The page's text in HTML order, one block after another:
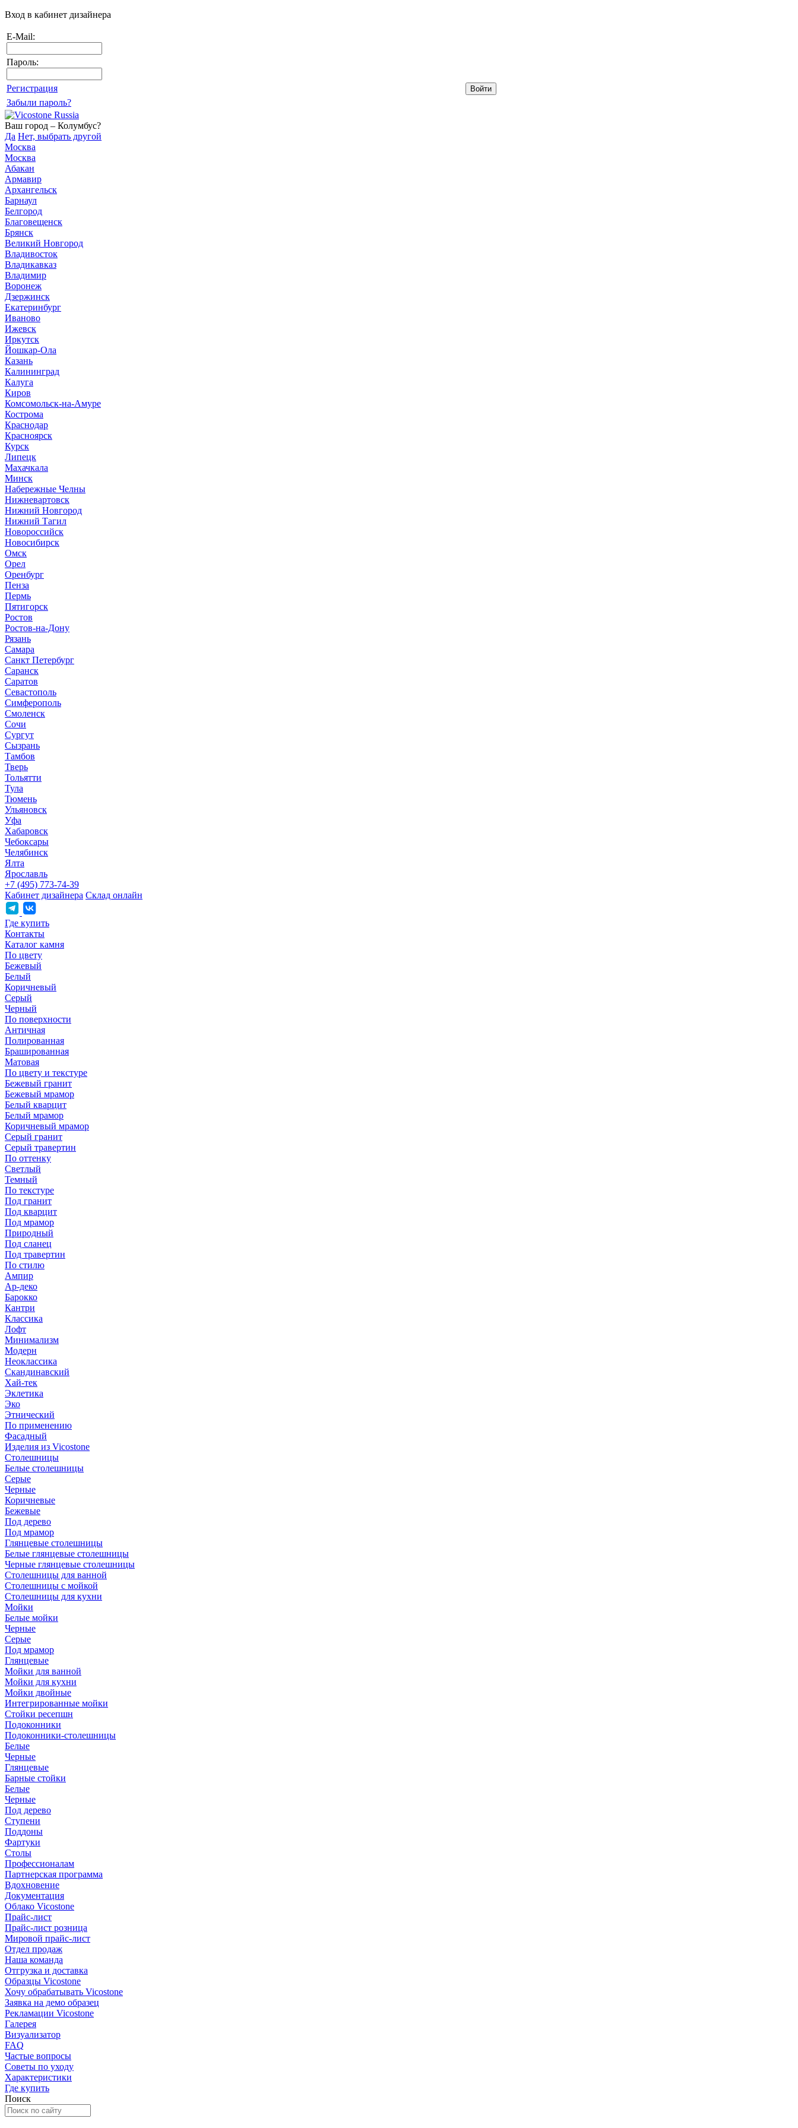
Вход в кабинет дизайнера
E-Mail:
Пароль:
Регистрация
Забыли пароль?
Ваш город – Колумбус?
Да Нет, выбрать другой
Москва
Москва
Абакан
Армавир
Архангельск
Барнаул
Белгород
Благовещенск
Брянск
Великий Новгород
Владивосток
Владикавказ
Владимир
Воронеж
Дзержинск
Екатеринбург
Иваново
Ижевск
Иркутск
Йошкар-Ола
Казань
Калининград
Калуга
Киров
Комсомольск-на-Амуре
Кострома
Краснодар
Красноярск
Курск
Липецк
Махачкала
Минск
Набережные Челны
Нижневартовск
Нижний Новгород
Нижний Тагил
Новороссийск
Новосибирск
Омск
Орел
Оренбург
Пенза
Пермь
Пятигорск
Ростов
Ростов-на-Дону
Рязань
Самара
Санкт Петербург
Саранск
Саратов
Севастополь
Симферополь
Смоленск
Сочи
Сургут
Сызрань
Тамбов
Тверь
Тольятти
Тула
Тюмень
Ульяновск
Уфа
Хабаровск
Чебоксары
Челябинск
Ялта
Ярославль
+7 (495) 773-74-39
Кабинет дизайнера Склад онлайн
Где купить
Контакты
Каталог камня
По цвету
Бежевый
Белый
Коричневый
Серый
Черный
По поверхности
Античная
Полированная
Брашированная
Матовая
По цвету и текстуре
Бежевый гранит
Бежевый мрамор
Белый кварцит
Белый мрамор
Коричневый мрамор
Серый гранит
Серый травертин
По оттенку
Светлый
Темный
По текстуре
Под гранит
Под кварцит
Под мрамор
Природный
Под сланец
Под травертин
По стилю
Ампир
Ар-деко
Барокко
Кантри
Классика
Лофт
Минимализм
Модерн
Неоклассика
Скандинавский
Хай-тек
Эклетика
Эко
Этнический
По применению
Фасадный
Изделия из Vicostone
Столешницы
Белые столешницы
Серые
Черные
Коричневые
Бежевые
Под дерево
Под мрамор
Глянцевые столешницы
Белые глянцевые столешницы
Черные глянцевые столешницы
Столешницы для ванной
Столешницы с мойкой
Столешницы для кухни
Мойки
Белые мойки
Черные
Серые
Под мрамор
Глянцевые
Мойки для ванной
Мойки для кухни
Мойки двойные
Интегрированные мойки
Стойки ресепшн
Подоконники
Подоконники-столешницы
Белые
Черные
Глянцевые
Барные стойки
Белые
Черные
Под дерево
Ступени
Поддоны
Фартуки
Столы
Профессионалам
Партнерская программа
Вдохновение
Документация
Облако Vicostone
Прайс-лист
Прайс-лист розница
Мировой прайс-лист
Отдел продаж
Наша команда
Отгрузка и доставка
Образцы Vicostone
Хочу обрабатывать Vicostone
Заявка на демо образец
Рекламации Vicostone
Галерея
Визуализатор
FAQ
Частые вопросы
Советы по уходу
Характеристики
Где купить
Поиск